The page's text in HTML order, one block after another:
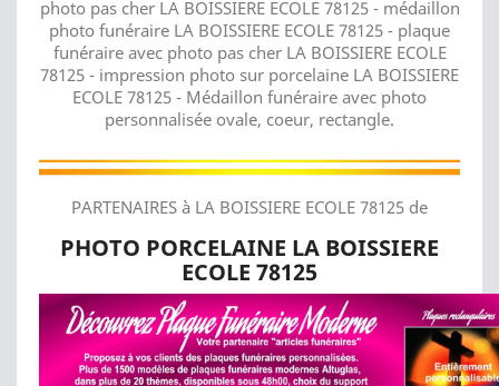
photo pas cher LA BOISSIERE ECOLE 78125 - médaillon
photo funéraire LA BOISSIERE ECOLE 78125 - plaque
funéraire avec photo pas cher LA BOISSIERE ECOLE
78125 - impression photo sur porcelaine LA BOISSIERE
ECOLE 78125 - Médaillon funéraire avec photo
personnalisée ovale, coeur, rectangle.
PARTENAIRES à LA BOISSIERE ECOLE 78125 de
PHOTO PORCELAINE LA BOISSIERE
ECOLE 78125